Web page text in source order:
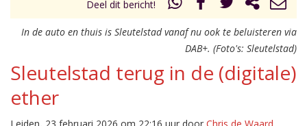
Deel dit bericht!
In de auto en thuis is Sleutelstad vanaf nu ook te beluisteren via
DAB+. (Foto's: Sleutelstad)
Sleutelstad terug in de (digitale)
ether